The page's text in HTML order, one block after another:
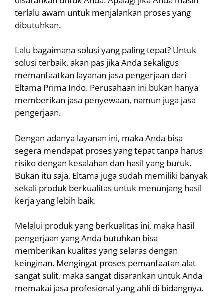
terlalu awam untuk menjalankan proses yang
dibutuhkan.
Lalu bagaimana solusi yang paling tepat? Untuk
solusi terbaik, akan pas jika Anda sekaligus
memanfaatkan layanan jasa pengerjaan dari
Eltama Prima Indo. Perusahaan ini bukan hanya
memberikan jasa penyewaan, namun juga jasa
pengerjaan.
Dengan adanya layanan ini, maka Anda bisa
segera mendapat proses yang tepat tanpa harus
risiko dengan kesalahan dan hasil yang buruk.
Bukan itu saja, Eltama juga sudah memiliki banyak
sekali produk berkualitas untuk menunjang hasil
kerja yang lebih baik.
Melalui produk yang berkualitas ini, maka hasil
pengerjaan yang Anda butuhkan bisa
memberikan kualitas yang selaras dengan
keinginan. Mengingat proses pemanfaatan alat
sangat sulit, maka sangat disarankan untuk Anda
memakai jasa profesional yang ahli di bidangnya.